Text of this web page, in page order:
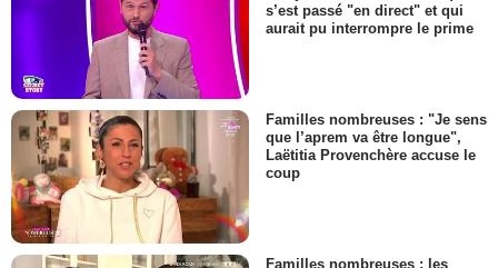
s’est passé "en direct" et qui
aurait pu interrompre le prime
Familles nombreuses : "Je sens
que l’aprem va être longue",
Laëtitia Provenchère accuse le
coup
Familles nombreuses : les